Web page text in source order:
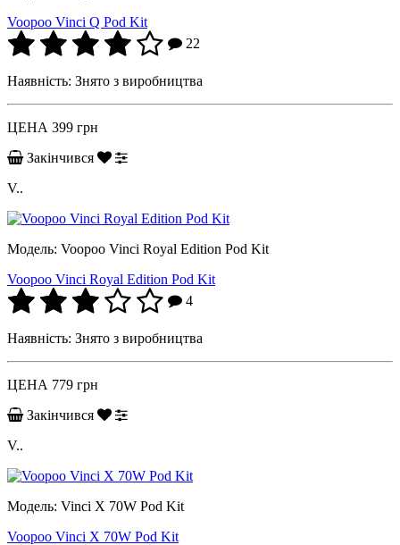
Voopoo Vinci Q Pod Kit
22
Наявність: Знято з виробництва
ЦЕНА 399 грн
Закінчився
V..
Модель: Voopoo Vinci Royal Edition Pod Kit
Voopoo Vinci Royal Edition Pod Kit
4
Наявність: Знято з виробництва
ЦЕНА 779 грн
Закінчився
V..
Модель: Vinci X 70W Pod Kit
Voopoo Vinci X 70W Pod Kit